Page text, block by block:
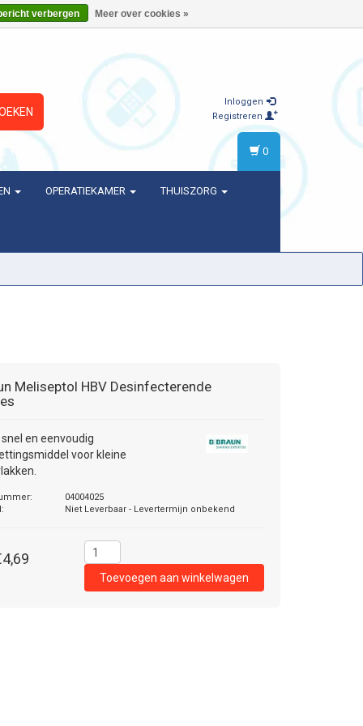
Inloggen
Registreren
OPERATIEKAMER THUISZORG
0
Meliseptol HBV Desinfecterende
en eenvoudig
voor kleine
04004025
Niet Leverbaar - Levertermijn onbekend
Toevoegen aan winkelwagen
verbergen Meer over cookies »